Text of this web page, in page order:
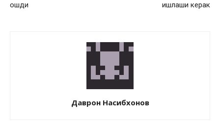
ошди
ишлаши керак
Даврон Насибхонов